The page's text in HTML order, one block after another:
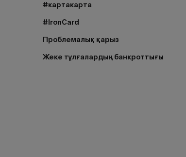
#картакарта
#IronCard
Проблемалық қарыз
Жеке тұлғалардың банкроттығы